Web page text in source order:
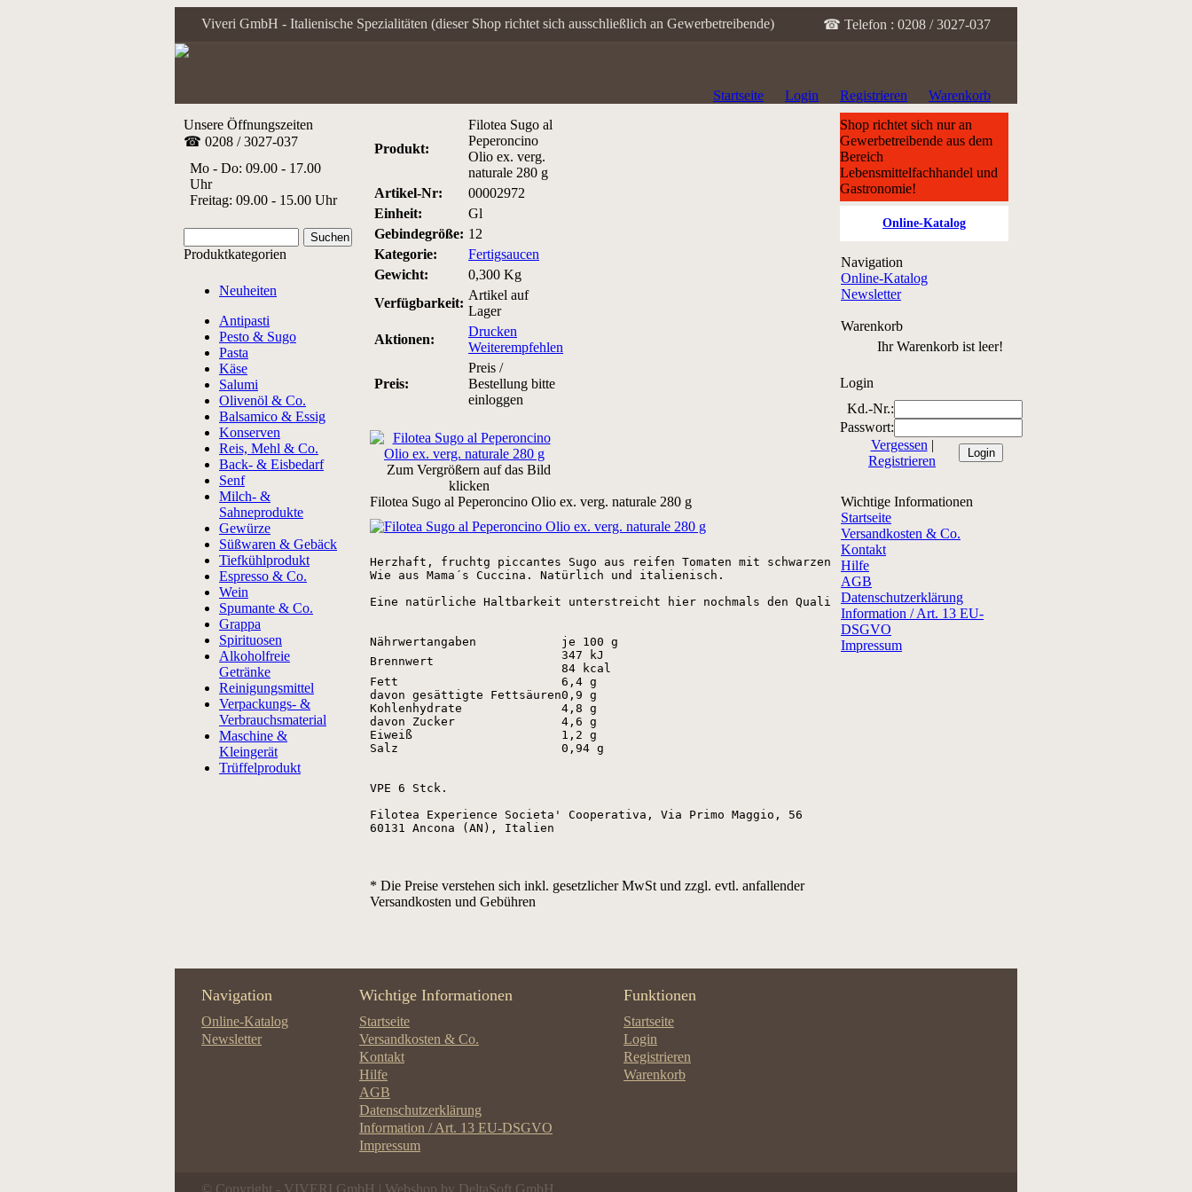
Viveri GmbH - Italienische Spezialitäten (dieser Shop richtet sich ausschließlich an Gewerbetreibende) ☎ Telefon : 0208 / 3027-037
Startseite Login Registrieren
Warenkorb
Unsere Öffnungszeiten
☎ 0208 / 3027-037
Mo - Do: 09.00 - 17.00
Uhr
Freitag: 09.00 - 15.00 Uhr
Produktkategorien
Neuheiten
Antipasti
Pesto & Sugo
Pasta
Käse
Salumi
Olivenöl & Co.
Balsamico & Essig
Konserven
Reis, Mehl & Co.
Back- & Eisbedarf
Senf
Milch- &
Sahneprodukte
Gewürze
Süßwaren & Gebäck
Tiefkühlprodukt
Espresso & Co.
Wein
Spumante & Co.
Grappa
Spirituosen
Alkoholfreie
Getränke
Reinigungsmittel
Verpackungs- &
Verbrauchsmaterial
Maschine &
Kleingerät
Trüffelprodukt
Produkt:
Filotea Sugo al
Peperoncino
Olio ex. verg.
naturale 280 g
Artikel-Nr:
00002972
Einheit:
Gl
Gebindegröße: 12
Kategorie:
Fertigsaucen
Gewicht:
0,300 Kg
Verfügbarkeit:
Artikel auf
Lager
Aktionen:
Drucken
Weiterempfehlen
Preis:
Preis /
Bestellung bitte
einloggen
Zum Vergrößern auf das Bild
klicken
Filotea Sugo al Peperoncino Olio ex. verg. naturale 280 g
Herzhaft, fruchtg piccantes Sugo aus reifen Tomaten mit schwarzen und grünen Olilven, Olivenöl extra vergine,
Wie aus Mama´s Cuccina. Natürlich und italienisch.
Eine natürliche Haltbarkeit unterstreicht hier nochmals den Qualitäts anspruch ! Keine unnötigen Zusatzstoffe.
Nährwertangaben
je 100 g
Brennwert
347 kJ
84 kcal
Fett
6,4 g
davon gesättigte Fettsäuren0,9 g
Kohlenhydrate
4,8 g
davon Zucker
4,6 g
Eiweiß
1,2 g
Salz
0,94 g
VPE 6 Stck.
Filotea Experience Societa' Cooperativa, Via Primo Maggio, 56
60131 Ancona (AN), Italien
* Die Preise verstehen sich inkl. gesetzlicher MwSt und zzgl. evtl. anfallender
Versandkosten und Gebühren
Shop richtet sich nur an
Gewerbetreibende aus dem
Bereich
Lebensmittelfachhandel und
Gastronomie!
Online-Katalog
Navigation
Online-Katalog
Newsletter
Warenkorb
Ihr Warenkorb ist leer!
Login
Kd.-Nr.:
Passwort:
Vergessen |
Registrieren
Wichtige Informationen
Startseite
Versandkosten & Co.
Kontakt
Hilfe
AGB
Datenschutzerklärung
Information / Art. 13 EU-
DSGVO
Impressum
Navigation
Online-Katalog
Newsletter
Wichtige Informationen
Startseite
Versandkosten & Co.
Kontakt
Hilfe
AGB
Datenschutzerklärung
Information / Art. 13 EU-DSGVO
Impressum
Funktionen
Startseite
Login
Registrieren
Warenkorb
© Copyright - VIVERI GmbH | Webshop by DeltaSoft GmbH